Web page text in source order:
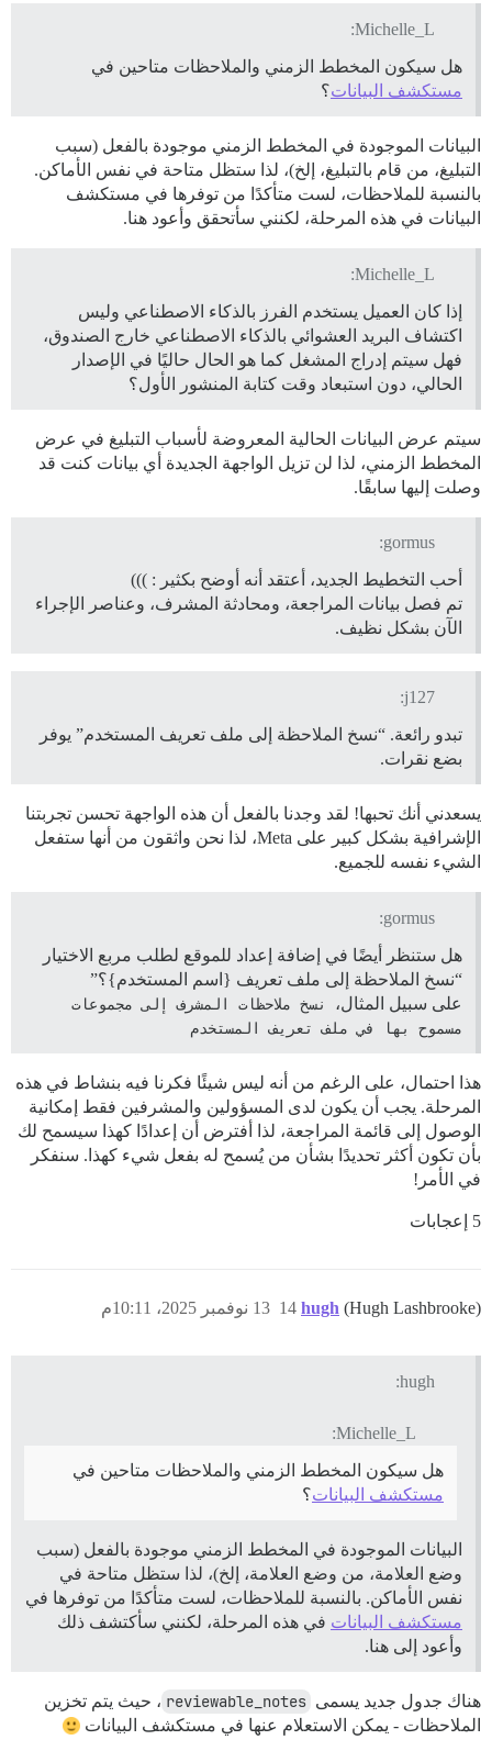
Michelle_L:
هل سيكون المخطط الزمني والملاحظات متاحين في
مستكشف البيانات؟
البيانات الموجودة في المخطط الزمني موجودة بالفعل (سبب
التبليغ، من قام بالتبليغ، إلخ)، لذا ستظل متاحة في نفس الأماكن.
بالنسبة للملاحظات، لست متأكدًا من توفرها في مستكشف
البيانات في هذه المرحلة، لكنني سأتحقق وأعود هنا.
Michelle_L:
إذا كان العميل يستخدم الفرز بالذكاء الاصطناعي وليس
اكتشاف البريد العشوائي بالذكاء الاصطناعي خارج الصندوق،
فهل سيتم إدراج المشغل كما هو الحال حاليًا في الإصدار
الحالي، دون استبعاد وقت كتابة المنشور الأول؟
سيتم عرض البيانات الحالية المعروضة لأسباب التبليغ في عرض
المخطط الزمني، لذا لن تزيل الواجهة الجديدة أي بيانات كنت قد
وصلت إليها سابقًا.
gormus:
أحب التخطيط الجديد، أعتقد أنه أوضح بكثير : )))
تم فصل بيانات المراجعة، ومحادثة المشرف، وعناصر الإجراء
الآن بشكل نظيف.
j127:
تبدو رائعة. “نسخ الملاحظة إلى ملف تعريف المستخدم” يوفر
بضع نقرات.
يسعدني أنك تحبها! لقد وجدنا بالفعل أن هذه الواجهة تحسن تجربتنا
الإشرافية بشكل كبير على Meta، لذا نحن واثقون من أنها ستفعل
الشيء نفسه للجميع.
gormus:
هل ستنظر أيضًا في إضافة إعداد للموقع لطلب مربع الاختيار
“نسخ الملاحظة إلى ملف تعريف {اسم المستخدم}؟”
على سبيل المثال،
مسموح بها في ملف تعريف المستخدم
هذا احتمال، على الرغم من أنه ليس شيئًا فكرنا فيه بنشاط في هذه
المرحلة. يجب أن يكون لدى المسؤولين والمشرفين فقط إمكانية
الوصول إلى قائمة المراجعة، لذا أفترض أن إعدادًا كهذا سيسمح لك
بأن تكون أكثر تحديدًا بشأن من يُسمح له بفعل شيء كهذا. سنفكر
في الأمر!
5 إعجابات
hugh (Hugh Lashbrooke) 13 نوفمبر 2025، 10:11م 14
hugh:
Michelle_L:
هل سيكون المخطط الزمني والملاحظات متاحين في
مستكشف البيانات؟
البيانات الموجودة في المخطط الزمني موجودة بالفعل (سبب
وضع العلامة، من وضع العلامة، إلخ)، لذا ستظل متاحة في
نفس الأماكن. بالنسبة للملاحظات، لست متأكدًا من توفرها في
مستكشف البيانات في هذه المرحلة، لكنني سأكتشف ذلك
وأعود إلى هنا.
هناك جدول جديد يسمى reviewable_notes ، حيث يتم تخزين
الملاحظات - يمكن الاستعلام عنها في مستكشف البيانات